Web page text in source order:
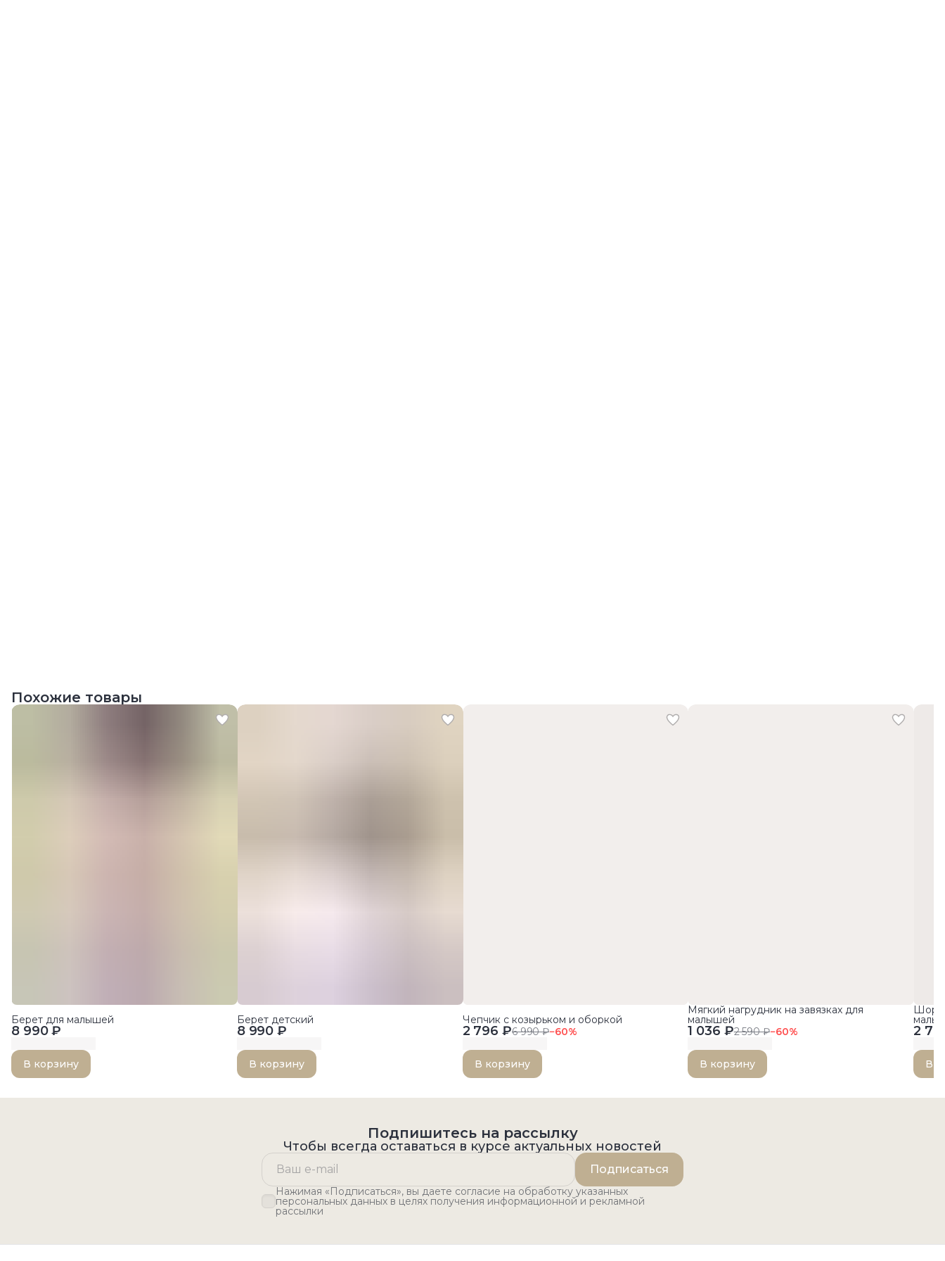
Похожие товары
8 990 ₽
Берет для малышей
В корзину
8 990 ₽
Берет детский
В корзину
2 796 ₽6 990 ₽−60%
Чепчик с козырьком и оборкой
В корзину
1 036 ₽2 590 ₽−60%
Мягкий нагрудник на завязках для
малышей
В корзину
2
В
Подпишитесь на рассылку
Чтобы всегда оставаться в курсе актуальных новостей
Подписаться
Нажимая «Подписаться», вы даете согласие на обработку указанных
персональных данных в целях получения информационной и рекламной
рассылки